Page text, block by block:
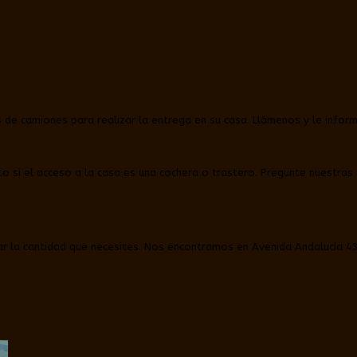
camiones para realizar la entrega en su casa. Llámenos y le
el acceso a la casa es una cochera o trastero. Pregunte nuestras
cantidad que necesites. Nos encontramos en Avenida Andalucía